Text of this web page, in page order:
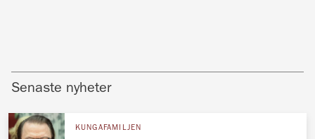
Senaste nyheter
KUNGAFAMILJEN